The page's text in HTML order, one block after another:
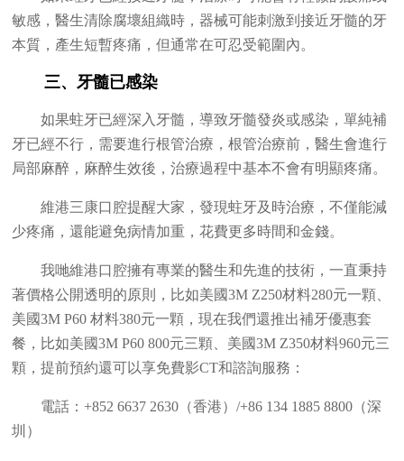
敏感，醫生清除腐壞組織時，器械可能刺激到接近牙髓的牙
本質，產生短暫疼痛，但通常在可忍受範圍內。
三、牙髓已感染
如果蛀牙已經深入牙髓，導致牙髓發炎或感染，單純補
牙已經不行，需要進行根管治療，根管治療前，醫生會進行
局部麻醉，麻醉生效後，治療過程中基本不會有明顯疼痛。
維港三康口腔提醒大家，發現蛀牙及時治療，不僅能減
少疼痛，還能避免病情加重，花費更多時間和金錢。
我哋維港口腔擁有專業的醫生和先進的技術，一直秉持
著價格公開透明的原則，比如美國3M Z250材料280元一顆、
美國3M P60 材料380元一顆，現在我們還推出補牙優惠套
餐，比如美國3M P60 800元三顆、美國3M Z350材料960元三
顆，提前預約還可以享免費影CT和諮詢服務：
電話：+852 6637 2630（香港）/+86 134 1885 8800（深
圳）